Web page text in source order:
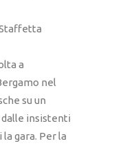
a
nel
su un
insistenti
gara. Per la